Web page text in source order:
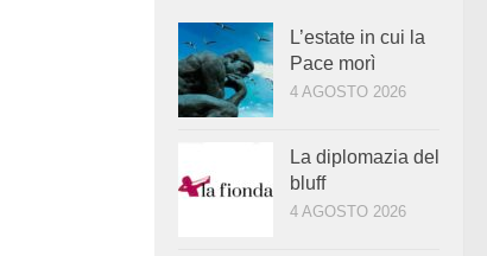
L’estate in cui la
Pace morì
4 AGOSTO 2026
La diplomazia del
bluff
4 AGOSTO 2026